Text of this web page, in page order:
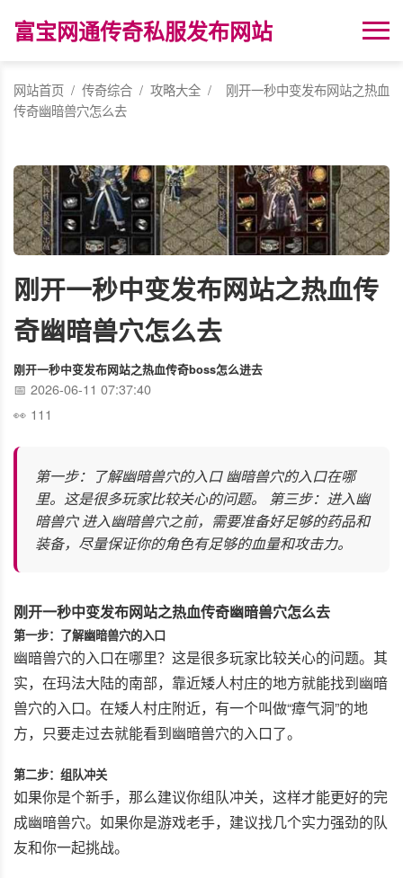
富宝网通传奇私服发布网站
网站首页 / 传奇综合 / 攻略大全 /
刚开一秒中变发布网站之热血
传奇幽暗兽穴怎么去
刚开一秒中变发布网站之热血传
奇幽暗兽穴怎么去
刚开一秒中变发布网站之热血传奇boss怎么进去
2026-06-11 07:37:40
111
第一步：了解幽暗兽穴的入口 幽暗兽穴的入口在哪
里。这是很多玩家比较关心的问题。 第三步：进入幽
暗兽穴 进入幽暗兽穴之前，需要准备好足够的药品和
装备，尽量保证你的角色有足够的血量和攻击力。
刚开一秒中变发布网站之热血传奇幽暗兽穴怎么去
第一步：了解幽暗兽穴的入口
幽暗兽穴的入口在哪里？这是很多玩家比较关心的问题。其
实，在玛法大陆的南部，靠近矮人村庄的地方就能找到幽暗
兽穴的入口。在矮人村庄附近，有一个叫做“瘴气洞”的地
方，只要走过去就能看到幽暗兽穴的入口了。
第二步：组队冲关
如果你是个新手，那么建议你组队冲关，这样才能更好的完
成幽暗兽穴。如果你是游戏老手，建议找几个实力强劲的队
友和你一起挑战。